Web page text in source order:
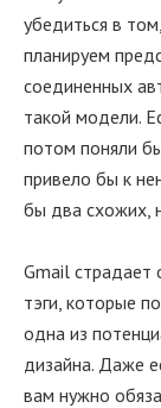
убедиться в
планируем
соединенных
такой модели.
потом поняли
привело бы к
бы два схожих,
Gmail страдает
тэги, которые
одна из
дизайна. Даже
вам нужно